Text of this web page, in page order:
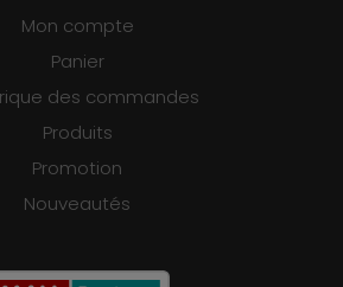
Mon compte
Panier
des commandes
Produits
Promotion
Nouveautés